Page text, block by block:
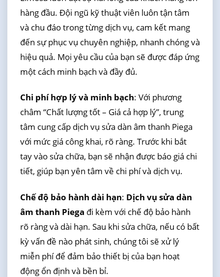
hàng đầu. Đội ngũ kỹ thuật viên luôn tận tâm
và chu đáo trong từng dịch vụ, cam kết mang
đến sự phục vụ chuyên nghiệp, nhanh chóng và
hiệu quả. Mọi yêu cầu của bạn sẽ được đáp ứng
một cách minh bạch và đầy đủ.
Chi phí hợp lý và minh bạch: Với phương
châm “Chất lượng tốt – Giá cả hợp lý”, trung
tâm cung cấp dịch vụ sửa dàn âm thanh Piega
với mức giá công khai, rõ ràng. Trước khi bắt
tay vào sửa chữa, bạn sẽ nhận được báo giá chi
tiết, giúp bạn yên tâm về chi phí và dịch vụ.
Chế độ bảo hành dài hạn: Dịch vụ sửa dàn
âm thanh Piega đi kèm với chế độ bảo hành
rõ ràng và dài hạn. Sau khi sửa chữa, nếu có bất
kỳ vấn đề nào phát sinh, chúng tôi sẽ xử lý
miễn phí để đảm bảo thiết bị của bạn hoạt
động ổn định và bền bỉ.